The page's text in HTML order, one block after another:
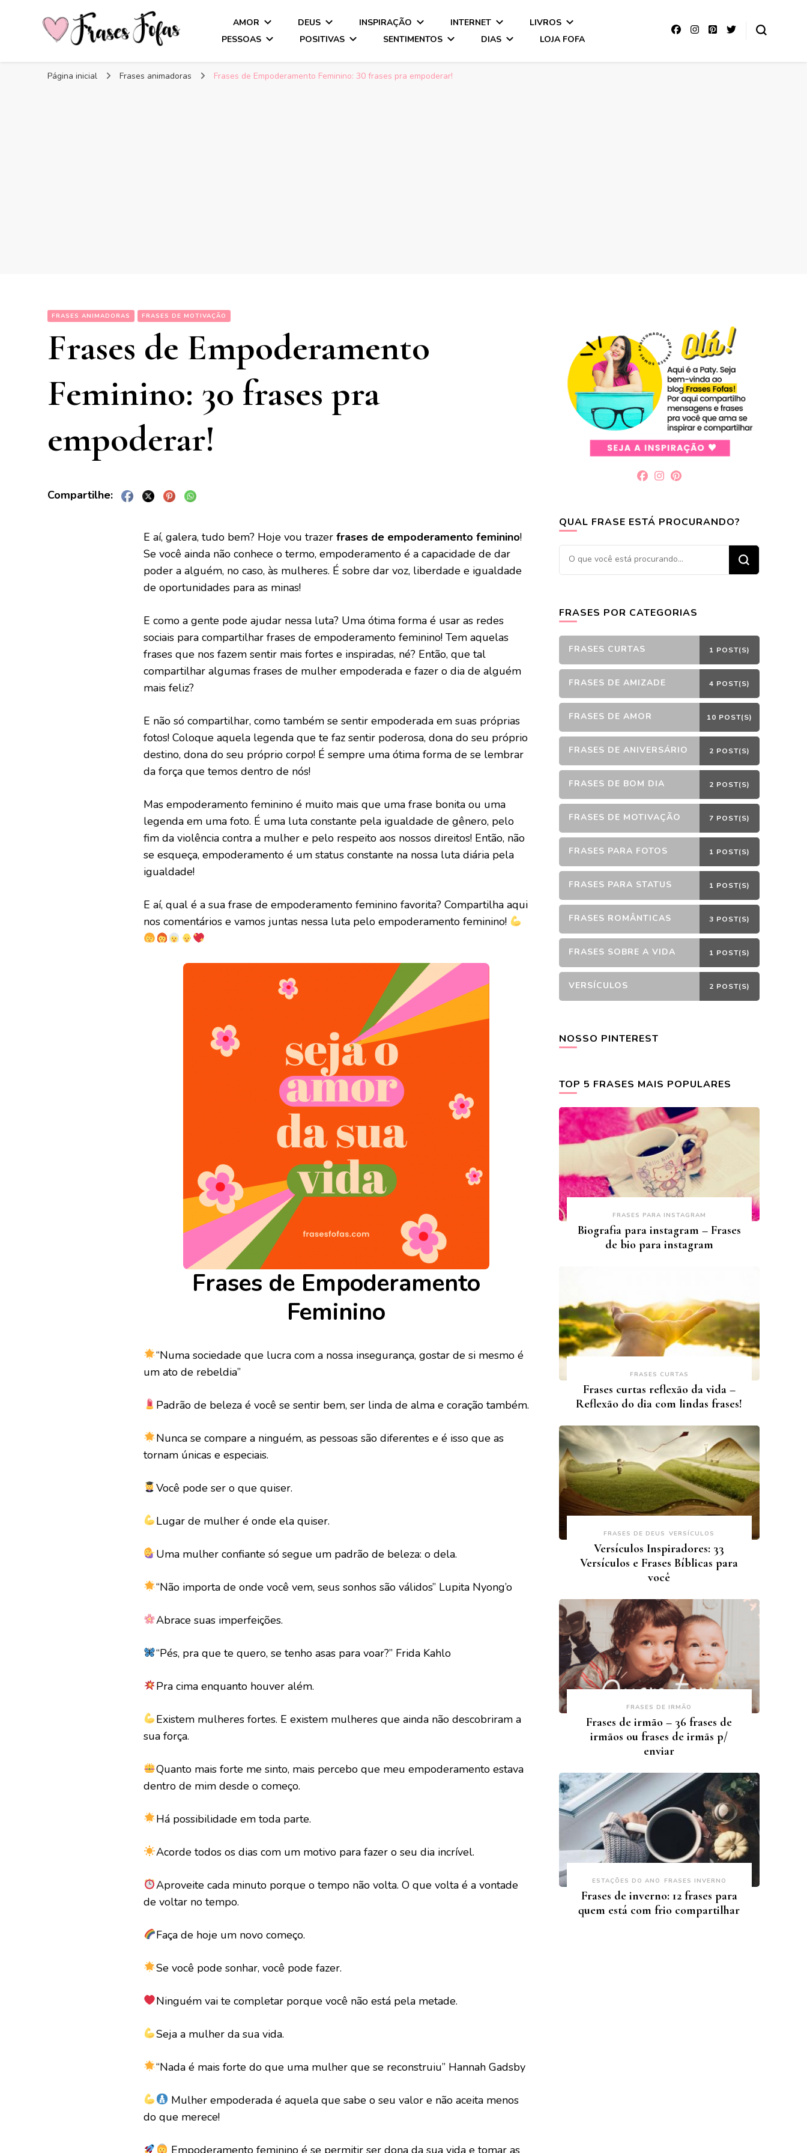
Frases Fofas
AMOR DEUS INSPIRAÇÃO INTERNET
LIVROS
PESSOAS
POSITIVAS SENTIMENTOS DIAS LOJA FOFA
Página inicial Frases animadoras Frases de Empoderamento Feminino: 30 frases pra empoderar!
FRASES ANIMADORAS FRASES DE MOTIVAÇÃO
Frases de Empoderamento
Feminino: 30 frases pra
empoderar!
E aí, galera, tudo bem? Hoje vou trazer frases de empoderamento feminino!
Se você ainda não conhece o termo, empoderamento é a capacidade de dar
poder a alguém, no caso, às mulheres. É sobre dar voz, liberdade e igualdade
de oportunidades para as minas!
E como a gente pode ajudar nessa luta? Uma ótima forma é usar as redes
sociais para compartilhar frases de empoderamento feminino! Tem aquelas
frases que nos fazem sentir mais fortes e inspiradas, né? Então, que tal
compartilhar algumas frases de mulher empoderada e fazer o dia de alguém
mais feliz?
E não só compartilhar, como também se sentir empoderada em suas próprias
fotos! Coloque aquela legenda que te faz sentir poderosa, dona do seu próprio
destino, dona do seu próprio corpo! É sempre uma ótima forma de se lembrar
da força que temos dentro de nós!
Mas empoderamento feminino é muito mais que uma frase bonita ou uma
legenda em uma foto. É uma luta constante pela igualdade de gênero, pelo
fim da violência contra a mulher e pelo respeito aos nossos direitos! Então, não
se esqueça, empoderamento é um status constante na nossa luta diária pela
igualdade!
E aí, qual é a sua frase de empoderamento feminino favorita? Compartilha aqui
nos comentários e vamos juntas nessa luta pelo empoderamento feminino!
Frases de Empoderamento
Feminino
“Numa sociedade que lucra com a nossa insegurança, gostar de si mesmo é
um ato de rebeldia”
Padrão de beleza é você se sentir bem, ser linda de alma e coração também.
Nunca se compare a ninguém, as pessoas são diferentes e é isso que as
tornam únicas e especiais.
Você pode ser o que quiser.
Lugar de mulher é onde ela quiser.
Uma mulher confiante só segue um padrão de beleza: o dela.
“Não importa de onde você vem, seus sonhos são válidos” Lupita Nyong’o
Abrace suas imperfeições.
“Pés, pra que te quero, se tenho asas para voar?” Frida Kahlo
Pra cima enquanto houver além.
Existem mulheres fortes. E existem mulheres que ainda não descobriram a
sua força.
Quanto mais forte me sinto, mais percebo que meu empoderamento estava
dentro de mim desde o começo.
Há possibilidade em toda parte.
Acorde todos os dias com um motivo para fazer o seu dia incrível.
Aproveite cada minuto porque o tempo não volta. O que volta é a vontade
de voltar no tempo.
Faça de hoje um novo começo.
Se você pode sonhar, você pode fazer.
Ninguém vai te completar porque você não está pela metade.
Seja a mulher da sua vida.
“Nada é mais forte do que uma mulher que se reconstruiu” Hannah Gadsby
Mulher empoderada é aquela que sabe o seu valor e não aceita menos
do que merece!
Empoderamento feminino é se permitir ser dona da sua vida e tomar as
QUAL FRASE ESTÁ PROCURANDO?
Procurando
algo?
FRASES POR CATEGORIAS
FRASES CURTAS 1 POST(S)
FRASES DE AMIZADE 4 POST(S)
FRASES DE AMOR 10 POST(S)
FRASES DE ANIVERSÁRIO 2 POST(S)
FRASES DE BOM DIA 2 POST(S)
FRASES DE MOTIVAÇÃO 7 POST(S)
FRASES PARA FOTOS 1 POST(S)
FRASES PARA STATUS 1 POST(S)
FRASES ROMÂNTICAS 3 POST(S)
FRASES SOBRE A VIDA 1 POST(S)
VERSÍCULOS 2 POST(S)
NOSSO PINTEREST
TOP 5 FRASES MAIS POPULARES
FRASES PARA INSTAGRAM
Biografia para instagram – Frases
de bio para instagram
FRASES CURTAS
Frases curtas reflexão da vida –
Reflexão do dia com lindas frases!
FRASES DE DEUS VERSÍCULOS
Versículos Inspiradores: 33
Versículos e Frases Bíblicas para
você
FRASES DE IRMÃO
Frases de irmão – 36 frases de
irmãos ou frases de irmãs p/
enviar
ESTAÇÕES DO ANO FRASES INVERNO
Frases de inverno: 12 frases para
quem está com frio compartilhar